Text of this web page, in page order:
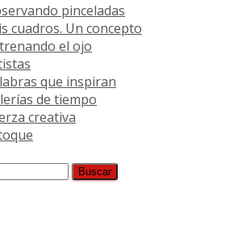
pinceladas
cuadros. Un concepto
el ojo
que inspiran
de tiempo
creativa